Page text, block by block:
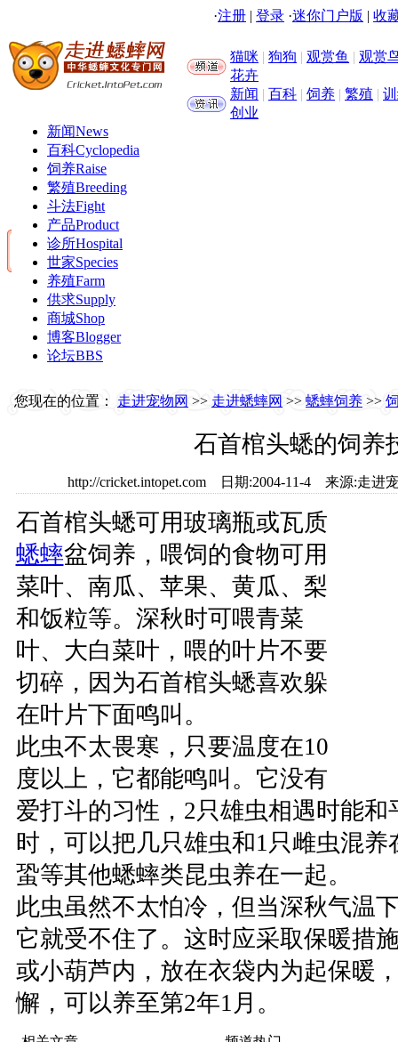
·注册 | 登录 ·迷你门户版 | 收
猫咪 | 狗狗 | 观赏鱼 | 观赏
花卉
新闻 | 百科 | 饲养 | 繁殖 |
创业
新闻News
百科Cyclopedia
饲养Raise
繁殖Breeding
斗法Fight
产品Product
诊所Hospital
世家Species
养殖Farm
供求Supply
商城Shop
博客Blogger
论坛BBS
您现在的位置： 走进宠物网 >> 走进蟋蟀网 >> 蟋蟀饲养 >>
石首棺头蟋的饲养
http://cricket.intopet.com 日期:2004-11-4 来源:走
石首棺头蟋可用玻璃瓶或瓦质
蟋蟀盆饲养，喂饲的食物可用
菜叶、南瓜、苹果、黄瓜、梨
和饭粒等。深秋时可喂青菜
叶、大白菜叶，喂的叶片不要
切碎，因为石首棺头蟋喜欢躲
在叶片下面鸣叫。
此虫不太畏寒，只要温度在10
度以上，它都能鸣叫。它没有
爱打斗的习性，2只雄虫相遇时能和
时，可以把几只雄虫和1只雌虫混
蛩等其他蟋蟀类昆虫养在一起。
此虫虽然不太怕冷，但当深秋气温
它就受不住了。这时应采取保暖措
或小葫芦内，放在衣袋内为起保暖
懈，可以养至第2年1月。